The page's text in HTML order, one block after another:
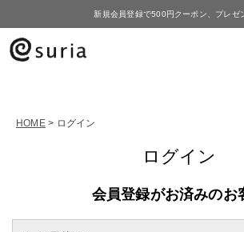
新規会員登録で500円クーポン、プレゼ
HOME ログイン
ログイン
会員登録がお済みのお